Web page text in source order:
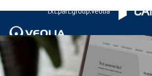
txt.part.group.veolia